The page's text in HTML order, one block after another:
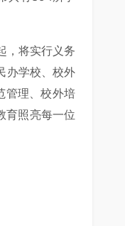
，将实行义务
办学校、校外
管理、校外培
育照亮每一位